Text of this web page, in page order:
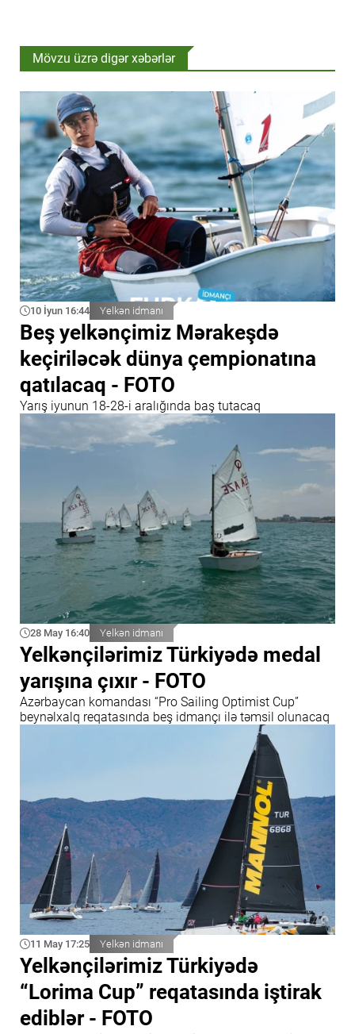
Mövzu üzrə digər xəbərlər
10 İyun 16:44 Yelkən idmanı
Beş yelkənçimiz Mərakeşdə
keçiriləcək dünya çempionatına
qatılacaq - FOTO
Yarış iyunun 18-28-i aralığında baş tutacaq
28 May 16:40 Yelkən idmanı
Yelkənçilərimiz Türkiyədə medal
yarışına çıxır - FOTO
Azərbaycan komandası “Pro Sailing Optimist Cup”
beynəlxalq reqatasında beş idmançı ilə təmsil olunacaq
11 May 17:25 Yelkən idmanı
Yelkənçilərimiz Türkiyədə
“Lorima Cup” reqatasında iştirak
ediblər - FOTO